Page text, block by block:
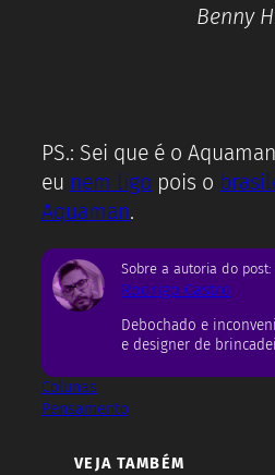
Benny
PS.: Sei que é o
eu nem ligo pois o
Aquaman.
Sobre a autoria do post:
Rodrigo Castro
Debochado e
e designer de
Colunas
Pensamento
VEJA TAMBÉM